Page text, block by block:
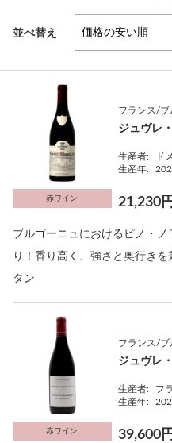
並べ替え
赤ワイン
フランス/ブ
ジュヴレ
生産者:
ド
生産年:
21,230円
ブルゴーニュにおけるピノ・
り！香り高く、強さと奥行き
タン
赤ワイン
フランス/ブ
ジュヴレ
生産者:
フ
生産年:
39,600円